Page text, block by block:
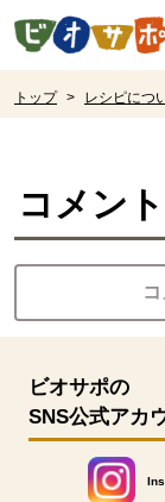
ページの先頭です。
トップ > レシピにつ
コメント
ビオサポの
SNS公式アカ
別